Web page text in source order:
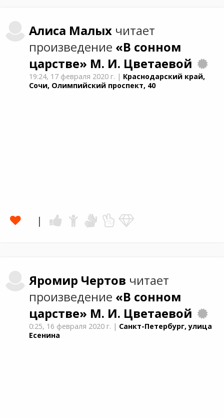
Алиса Малых читает
произведение «В сонном
царстве» М. И. Цветаевой
19:24, 17 февраля 2020 г. | Краснодарский край,
Сочи, Олимпийский проспект, 40
Яромир Чертов читает
произведение «В сонном
царстве» М. И. Цветаевой
0:25, 16 февраля 2020 г. | Санкт-Петербург, улица
Есенина